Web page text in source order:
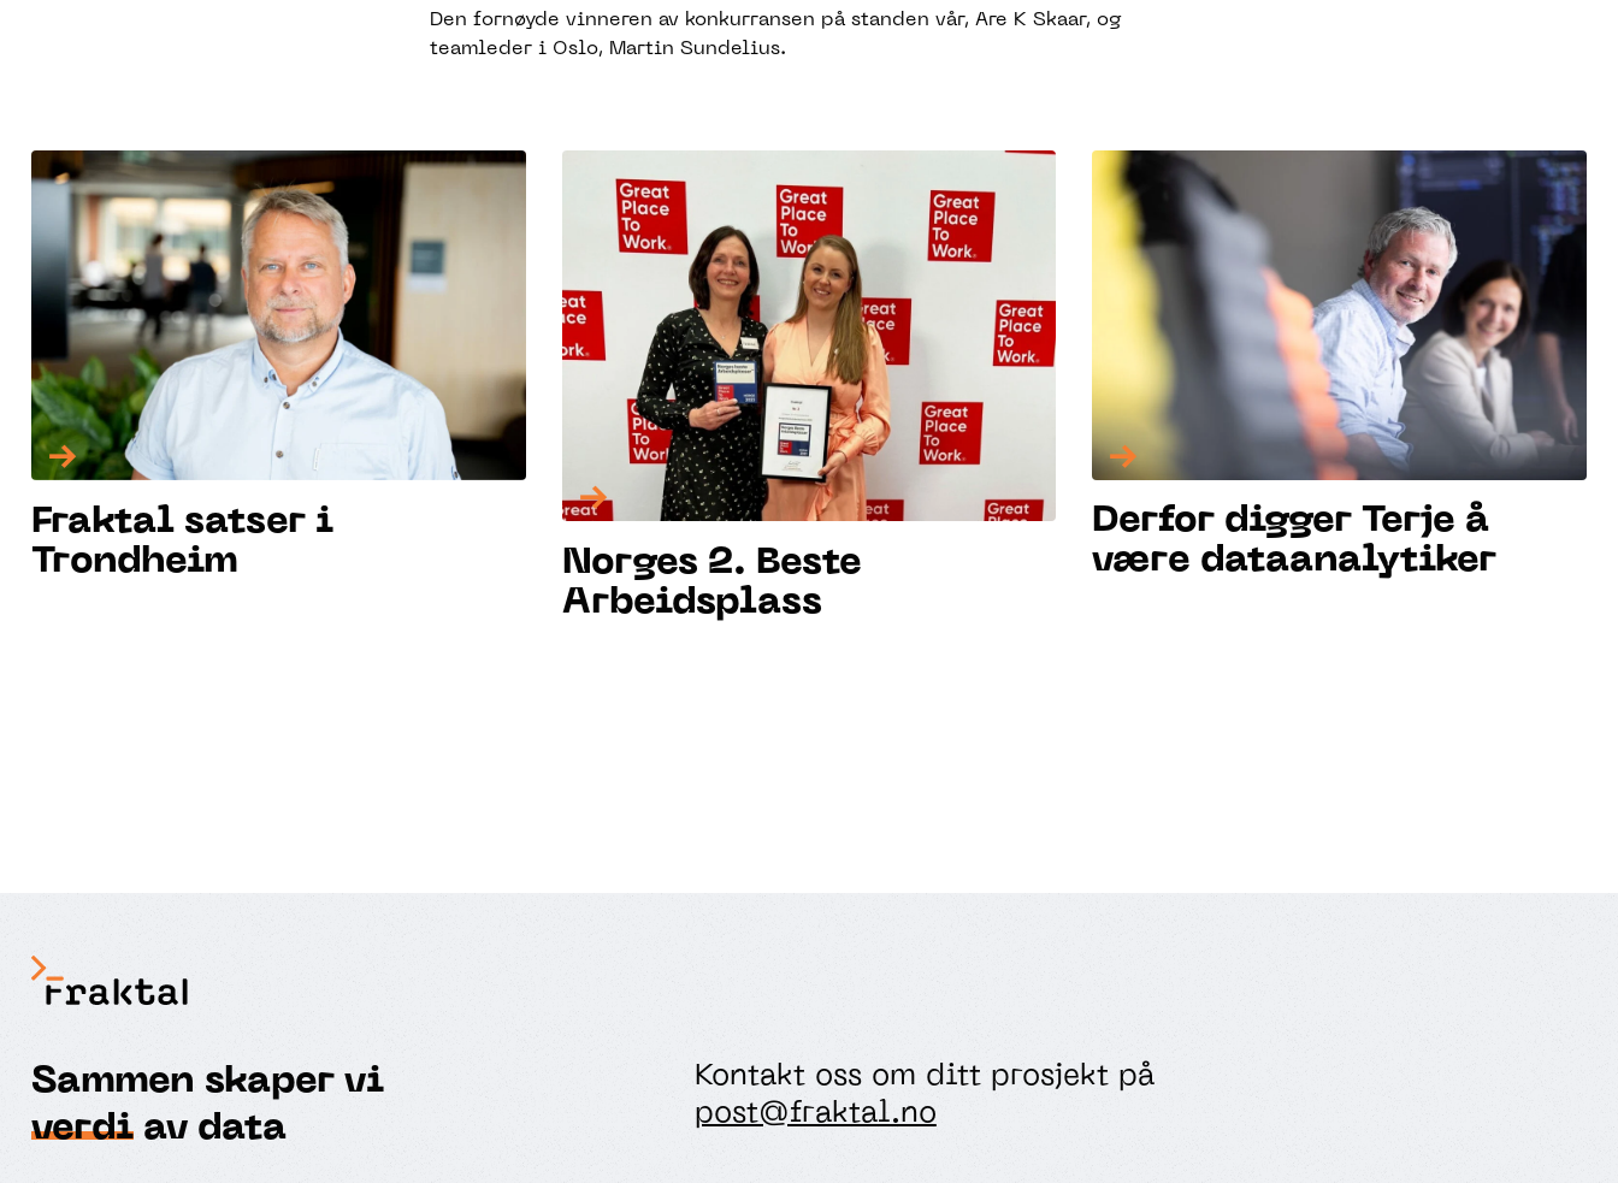
Den fornøyde vinneren av konkurransen på standen vår, Are K Skaar, og
teamleder i Oslo, Martin Sundelius.
→
Fraktal satser i
Trondheim
→
Norges 2. Beste
Arbeidsplass
→
Derfor digger Terje å
være dataanalytiker
Sammen skaper vi
verdi av data
Kontakt oss om ditt prosjekt på
post@fraktal.no